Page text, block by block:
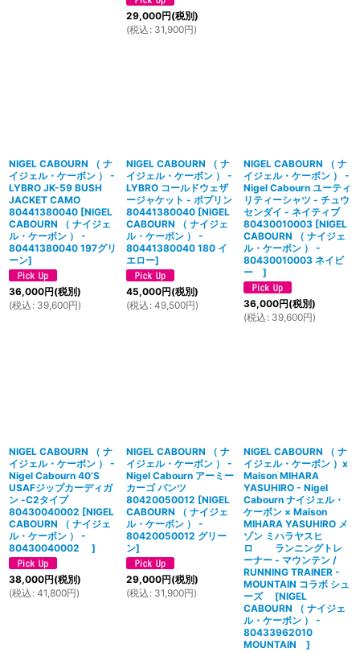
29,000円(税別)
(税込 : 31,900円)
NIGEL CABOURN （ ナ
イジェル・ケーボン ） -
LYBRO JK-59 BUSH
JACKET CAMO
80441380040 [NIGEL
CABOURN （ ナイジェ
ル・ケーボン ） -
80441380040 197グリ
ーン]
36,000円(税別)
(税込 : 39,600円)
NIGEL CABOURN （ ナ
イジェル・ケーボン ） -
LYBRO コールドウェザ
ージャケット - ポプリン
80441380040 [NIGEL
CABOURN （ ナイジェ
ル・ケーボン ） -
80441380040 180 イ
エロー]
45,000円(税別)
(税込 : 49,500円)
NIGEL CABOURN （ ナ
イジェル・ケーボン ） -
Nigel Cabourn ユーティ
リティーシャツ - チュウ
センダイ - ネイティブ
80430010003 [NIGEL
CABOURN （ ナイジェ
ル・ケーボン ） -
80430010003 ネイビ
ー ]
36,000円(税別)
(税込 : 39,600円)
NIGEL CABOURN （ ナ
イジェル・ケーボン ） -
Nigel Cabourn 40’S
USAFジップカーディガ
ン -C2タイプ
80430040002 [NIGEL
CABOURN （ ナイジェ
ル・ケーボン ） -
80430040002 ]
38,000円(税別)
(税込 : 41,800円)
NIGEL CABOURN （ ナ
イジェル・ケーボン ） -
Nigel Cabourn アーミー
カーゴ パンツ
80420050012 [NIGEL
CABOURN （ ナイジェ
ル・ケーボン ） -
80420050012 グリー
ン]
29,000円(税別)
(税込 : 31,900円)
NIGEL CABOURN （ ナ
イジェル・ケーボン ）x
Maison MIHARA
YASUHIRO - Nigel
Cabourn ナイジェル・
ケーボン × Maison
MIHARA YASUHIRO メ
ゾン ミハラヤスヒ
ロ ランニングトレ
ーナー - マウンテン /
RUNNING TRAINER -
MOUNTAIN コラボ シュ
ーズ
[NIGEL
CABOURN （ ナイジェ
ル・ケーボン ） -
80433962010
MOUNTAIN ]